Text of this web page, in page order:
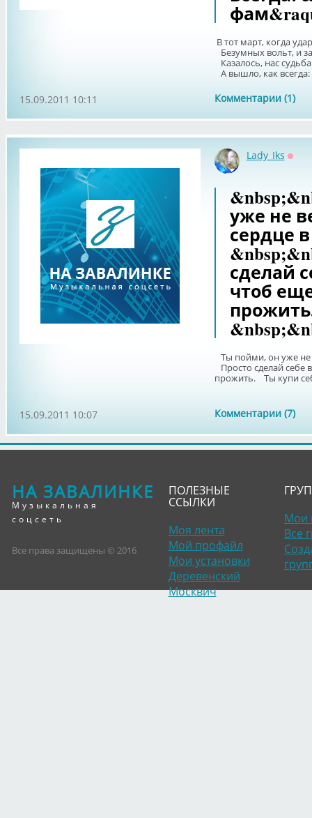
В тот март, когда
Безумных вольт, и
Казалось, нас
А вышло, как всегда:
Комментарии (1)
15.09.2011 10:11
Lady_Iks
уже не
сердце
сделай
чтоб
Ты пойми, он уже не
Просто сделай себе
прожить. Ты купи
Комментарии (7)
15.09.2011 10:07
НА ЗАВАЛИНКЕ
Музыкальная
соцсеть
Все права защищены © 2016
ПОЛЕЗНЫЕ
ССЫЛКИ
Моя лента
Мой профайл
Мои установки
Деревенский
Москвич
Мои
Все